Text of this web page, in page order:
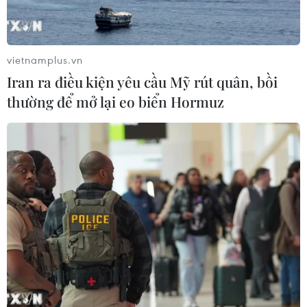
59 năm ASEAN: Đoàn kết là “lợi thế
cạnh tranh” đặc biệt của Hiệp hội
07/08/2026 12:00
Hạ tầng AI - động lực tăng trưởng
mới của Đông Nam Á
07/08/2026 10:19
Thành phố Hồ Chí Minh: Họp mặt kỷ
niệm 59 năm Ngày thành lập ASEAN
07/08/2026 09:26
vietnamplus.vn
Iran ra điều kiện yêu cầu Mỹ rút quân, bồi
thường để mở lại eo biển Hormuz